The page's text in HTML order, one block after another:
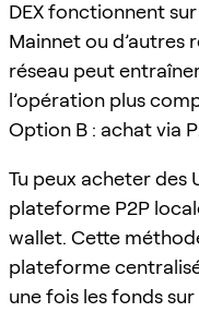
DEX fonctionnent
Mainnet ou d’autres
réseau peut
l’opération plus
Option B : achat via
Tu peux acheter des
plateforme P2P
wallet. Cette
plateforme
une fois les fonds